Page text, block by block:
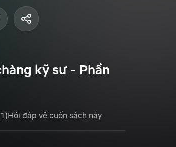
kỹ sư - Phần
Hỏi đáp về cuốn sách này